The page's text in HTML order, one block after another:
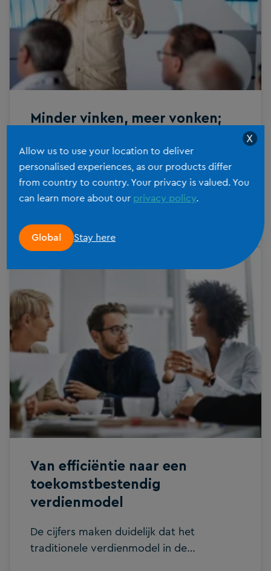
informatie op en suggereren de volgende
stap in jouw werkproces. Ze kunnen je
vertellen wat je moet doen, maar ze doen
[…]
Minder vinken, meer vonken;
Wat heeft de accountancy gemeen met
darts, een hiphopband en een chirurgisch
team? Ze zijn alle vier in staat om iets te
noemt, een toestand van volledig opgaan
in een activiteit waarbij prestaties
moeiteloos lijken te gaan. Op het congres
onderzoeker aan de TU Eindhoven als
keynotespreker het publiek mee in zijn
jarenlange reis door de wetenschap van
teamflow. Een inspirerende duik in wat
teams echt laat presteren. Van individu
naar team Flow als begrip stamt van de
Hongaars-Amerikaanse psycholoog
Mihály Csikszentmihályi, die in de jaren
zestig onderzocht […]
Van efficiëntie naar een
toekomstbestendig
verdienmodel
De cijfers maken duidelijk dat het
traditionele verdienmodel in de
X
Allow us to use your location to deliver
personalised experiences, as our products differ
from country to country. Your privacy is valued. You
can learn more about ourprivacy policy.
Global Stay here